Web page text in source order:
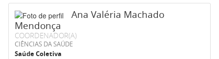
Ana Valéria Machado
Mendonça
COORDENADOR(A)
CIÊNCIAS DA SAÚDE
Saúde Coletiva